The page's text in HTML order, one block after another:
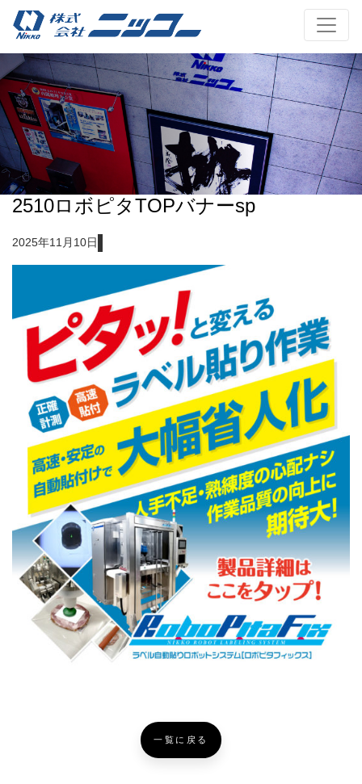
2510ロボピタTOPバナーsp
2025年11月10日
一覧に戻る